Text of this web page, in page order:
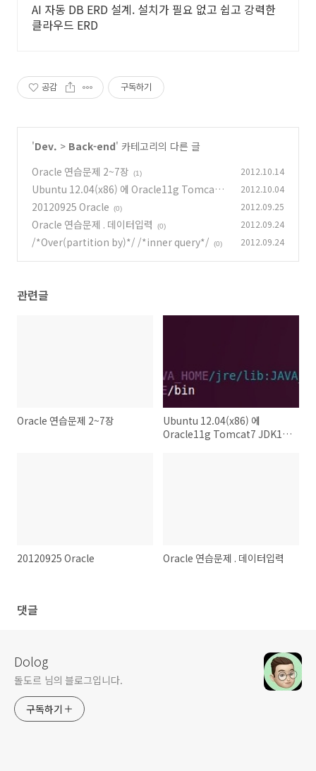
AI 자동 DB ERD 설계. 설치가 필요 없고 쉽고 강력한
클라우드 ERD
공감 구독하기
'Dev. > Back-end' 카테고리의 다른 글
Oracle 연습문제 2~7장
(1) 2012.10.14
Ubuntu 12.04(x86) 에 Oracle11g Tomcat7
JDK1.7 Eclipse 깔기.
2012.10.04
20120925 Oracle (0) 2012.09.25
Oracle 연습문제 . 데이터입력 (0) 2012.09.24
/*Over(partition by)*/ /*inner query*/ (0) 2012.09.24
관련글
Oracle 연습문제 2~7장
Ubuntu 12.04(x86) 에
Oracle11g Tomcat7 JDK1.7
20120925 Oracle Oracle 연습문제 . 데이터입력
댓글
Dolog
돌도르 님의 블로그입니다.
구독하기